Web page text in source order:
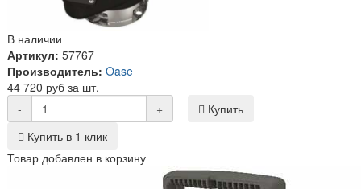
В наличии
Артикул: 57767
Производитель: Oase
44 720 руб за шт.
-
+
Купить
Купить в 1 клик
Товар добавлен в корзину